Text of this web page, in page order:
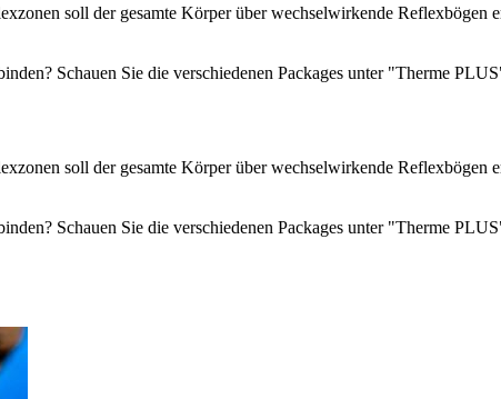
soll der gesamte Körper über wechselwirkende
Schauen Sie die verschiedenen Packages unter "Therme
soll der gesamte Körper über wechselwirkende
Schauen Sie die verschiedenen Packages unter "Therme